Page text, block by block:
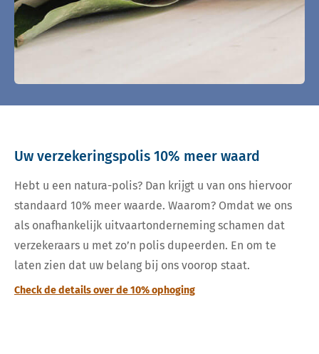
Uw verzekeringspolis 10% meer waard
Hebt u een natura-polis? Dan krijgt u van ons hiervoor
standaard 10% meer waarde. Waarom? Omdat we ons
als onafhankelijk uitvaartonderneming schamen dat
verzekeraars u met zo’n polis dupeerden. En om te
laten zien dat uw belang bij ons voorop staat.
Check de details over de 10% ophoging